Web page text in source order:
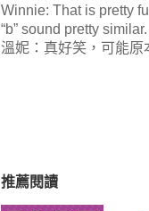
Winnie: That is pretty
“b” sound pretty similar.
溫妮：真好笑，可能原
推薦閱讀